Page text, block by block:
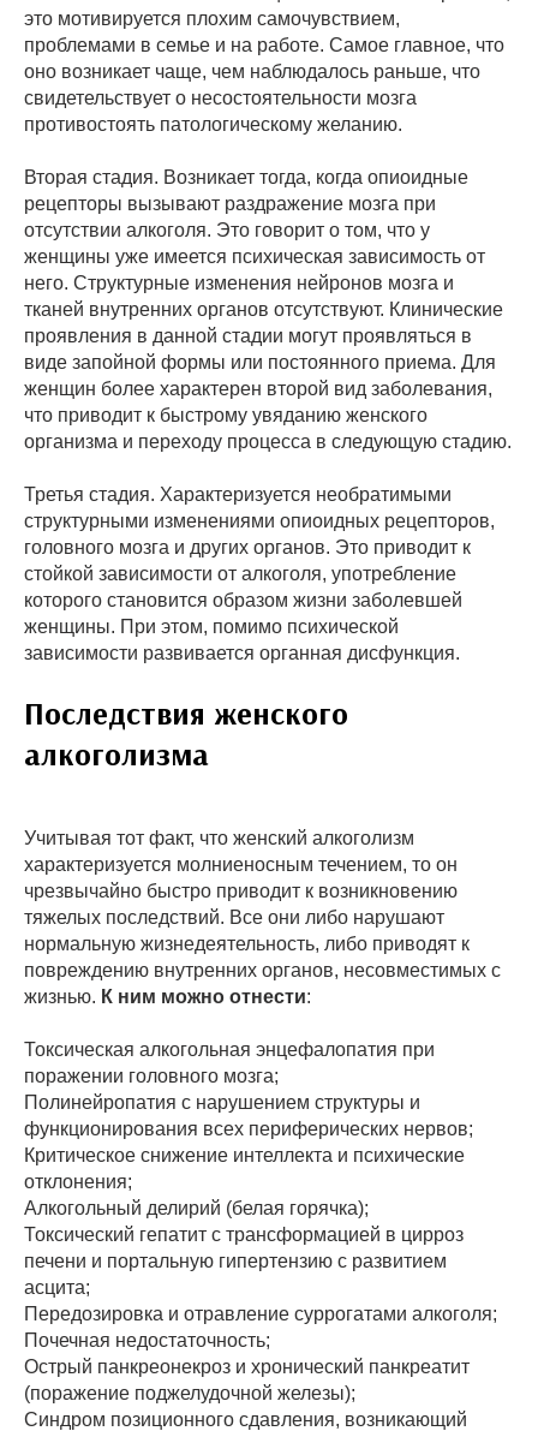
это мотивируется плохим самочувствием,
проблемами в семье и на работе. Самое главное, что
оно возникает чаще, чем наблюдалось раньше, что
свидетельствует о несостоятельности мозга
противостоять патологическому желанию.
Вторая стадия. Возникает тогда, когда опиоидные
рецепторы вызывают раздражение мозга при
отсутствии алкоголя. Это говорит о том, что у
женщины уже имеется психическая зависимость от
него. Структурные изменения нейронов мозга и
тканей внутренних органов отсутствуют. Клинические
проявления в данной стадии могут проявляться в
виде запойной формы или постоянного приема. Для
женщин более характерен второй вид заболевания,
что приводит к быстрому увяданию женского
организма и переходу процесса в следующую стадию.
Третья стадия. Характеризуется необратимыми
структурными изменениями опиоидных рецепторов,
головного мозга и других органов. Это приводит к
стойкой зависимости от алкоголя, употребление
которого становится образом жизни заболевшей
женщины. При этом, помимо психической
зависимости развивается органная дисфункция.
Последствия женского
алкоголизма
Учитывая тот факт, что женский алкоголизм
характеризуется молниеносным течением, то он
чрезвычайно быстро приводит к возникновению
тяжелых последствий. Все они либо нарушают
нормальную жизнедеятельность, либо приводят к
повреждению внутренних органов, несовместимых с
жизнью. К ним можно отнести:
Токсическая алкогольная энцефалопатия при
поражении головного мозга;
Полинейропатия с нарушением структуры и
функционирования всех периферических нервов;
Критическое снижение интеллекта и психические
отклонения;
Алкогольный делирий (белая горячка);
Токсический гепатит с трансформацией в цирроз
печени и портальную гипертензию с развитием
асцита;
Передозировка и отравление суррогатами алкоголя;
Почечная недостаточность;
Острый панкреонекроз и хронический панкреатит
(поражение поджелудочной железы);
Синдром позиционного сдавления, возникающий